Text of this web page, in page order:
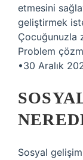
etmesini
geliştirmek
Çocuğunuzla
Problem
•30 Aralık
Sosyal